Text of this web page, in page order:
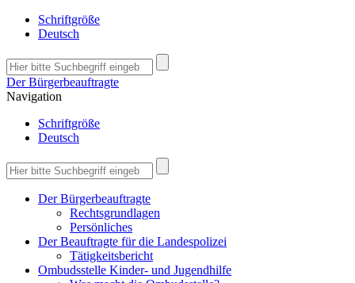
Schriftgröße
Deutsch
Der Bürgerbeauftragte
Navigation
Schriftgröße
Deutsch
Der Bürgerbeauftragte
Rechtsgrundlagen
Persönliches
Der Beauftragte für die Landespolizei
Tätigkeitsbericht
Ombudsstelle Kinder- und Jugendhilfe